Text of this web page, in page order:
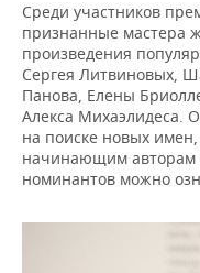
Среди участников
признанные мастера
произведения
Сергея Литвиновых,
Панова, Елены
Алекса Михаэлидеса.
на поиске новых
начинающим авторам
номинантов можно